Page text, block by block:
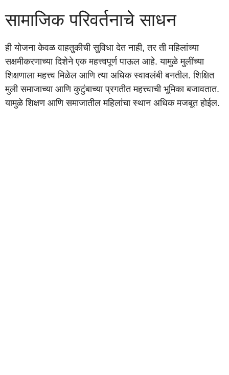
सामाजिक परिवर्तनाचे साधन
ही योजना केवळ वाहतुकीची सुविधा देत नाही, तर ती महिलांच्या
सक्षमीकरणाच्या दिशेने एक महत्त्वपूर्ण पाऊल आहे. यामुळे मुलींच्या
शिक्षणाला महत्त्व मिळेल आणि त्या अधिक स्वावलंबी बनतील. शिक्षित
मुली समाजाच्या आणि कुटुंबाच्या प्रगतीत महत्त्वाची भूमिका बजावतात.
यामुळे शिक्षण आणि समाजातील महिलांचा स्थान अधिक मजबूत होईल.